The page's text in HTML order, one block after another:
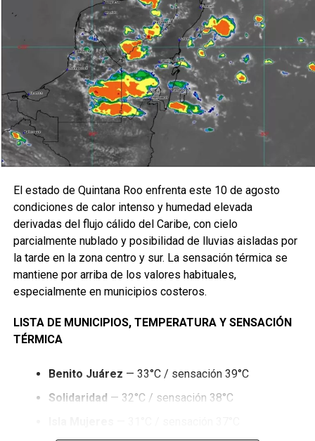
al comportamiento del dólar, que continúa siendo el
principal factor de presión para los inversionistas
mexicanos.
Fuente: 5to Poder Agencia de Noticias
Recibe las noticias al instante
Únete al canal oficial de WhatsApp de
Quinto Poder
y recibe las noticias más
importantes de Quintana Roo directamente
en tu teléfono.
Unirme al canal de WhatsApp
El estado de Quintana Roo enfrenta este 10 de agosto
condiciones de calor intenso y humedad elevada
derivadas del flujo cálido del Caribe, con cielo
parcialmente nublado y posibilidad de lluvias aisladas por
la tarde en la zona centro y sur. La sensación térmica se
mantiene por arriba de los valores habituales,
especialmente en municipios costeros.
LISTA DE MUNICIPIOS, TEMPERATURA Y SENSACIÓN
TÉRMICA
Benito Juárez — 33°C / sensación 39°C
Solidaridad — 32°C / sensación 38°C